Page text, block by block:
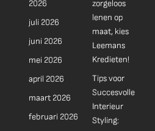
2026
juli 2026
juni 2026
mei 2026
april 2026
maart 2026
februari 2026
zorgeloos
lenen op
maat, kies
Leemans
Kredieten!
Tips voor
Succesvolle
Interieur
Styling: